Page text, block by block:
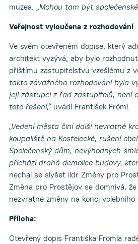
muzea. „Mohou tam být společenské
Veřejnost vyloučena z rozhodování
Ve svém otevřeném dopise, který
architekt vyzývá, aby bylo
příštímu zastupitelstvu vzešlému z
takto závažného rozhodování byla
její zástupci z řad zastupitelů, není
toto řešení,“uvádí František Fröml.
„Vedení města činí další nevratné
koupaliště na Kostelecké, rušení
Společenský dům, nevýhodných
přichází drahá demolice budovy,
nechal se slyšet lídr Změny pro
Změna pro Prostějov se domnívá,
nezvratné změny na konci volebního
Příloha:
Otevřený dopis Františka Frömla